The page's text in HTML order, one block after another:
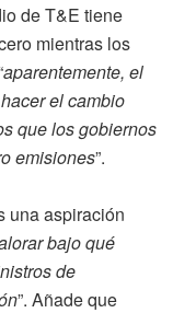
de T&E tiene
mientras los
aparentemente, el
el cambio
que los gobiernos
emisiones”.
una aspiración
bajo qué
de
”. Añade que